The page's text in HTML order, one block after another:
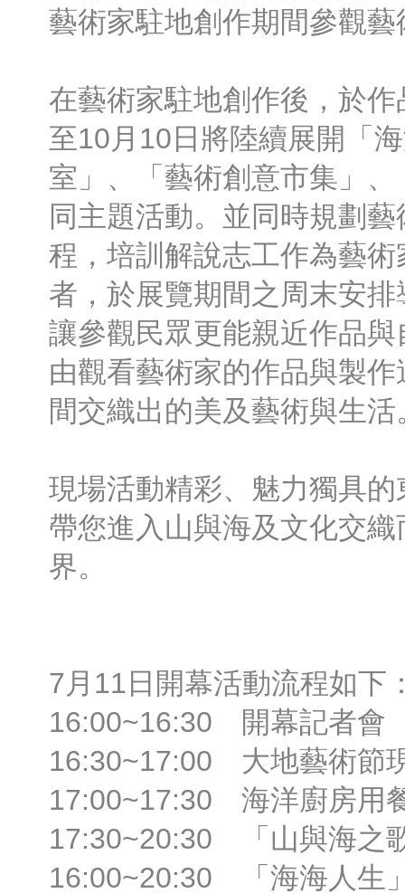
藝術家駐地創作期間參觀
在藝術家駐地創作後，於
至10月10日將陸續展開「
室」、「藝術創意市集」
同主題活動。並同時規劃
程，培訓解說志工作為藝
者，於展覽期間之周末安
讓參觀民眾更能親近作品
由觀看藝術家的作品與製
間交織出的美及藝術與生活
現場活動精彩、魅力獨具
帶您進入山與海及文化交
界。
7月11日開幕活動流程如下
16:00~16:30 開幕記者會
16:30~17:00 大地藝術節
17:00~17:30 海洋廚房用
17:30~20:30 「山與海之
16:00~20:30 「海海人生